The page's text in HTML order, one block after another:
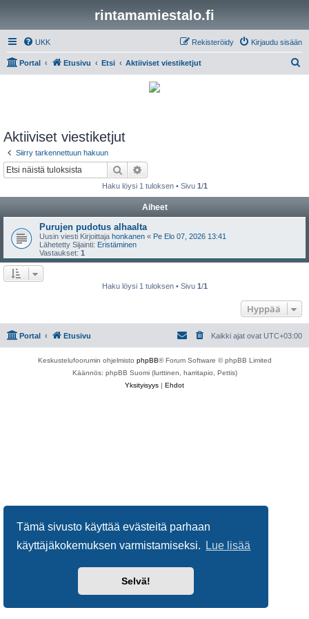
Tämä sivusto käyttää evästeitä parhaan
käyttäjäkokemuksen varmistamiseksi.
Lue lisää
Selvä!
rintamamiestalo.fi
UKK Kirjaudu sisään
Rekisteröidy
Portal Etusivu Etsi Aktiiviset viestiketjut
Aktiiviset viestiketjut
Siirry tarkennettuun hakuun
Etsi
Haku löysi 1 tuloksen • Sivu 1/1
Aiheet
Purujen pudotus alhaalta
Uusin viesti Kirjoittaja honkanen « Pe Elo 07, 2026 13:41
Lähetetty Sijainti: Eristäminen
Vastaukset: 1
Haku löysi 1 tuloksen • Sivu 1/1
Hyppää
Portal Etusivu Kaikki ajat ovat UTC+03:00
Keskustelufoorumin ohjelmisto phpBB® Forum Software © phpBB Limited
Käännös: phpBB Suomi (lurttinen, harritapio, Pettis)
Yksityisyys | Ehdot